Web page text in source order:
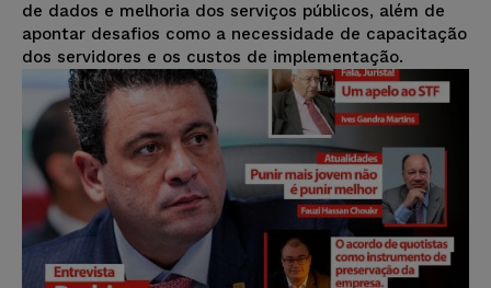
de dados e melhoria dos serviços públicos, além de
apontar desafios como a necessidade de capacitação
dos servidores e os custos de implementação.